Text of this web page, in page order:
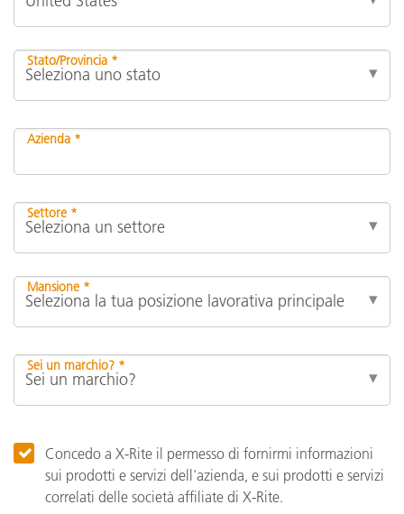
Stato/Provincia *
Azienda *
Settore *
Mansione *
Sei un marchio? *
Concedo a X-Rite il permesso di fornirmi informazioni
sui prodotti e servizi dell'azienda, e sui prodotti e servizi
correlati delle società affiliate di X-Rite.